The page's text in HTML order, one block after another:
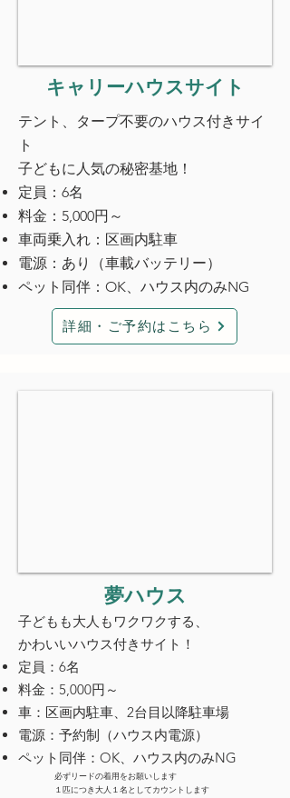
キャリーハウスサイト
テント、タープ不要のハウス付きサイ
ト
子どもに人気の秘密基地！
定員：6名
料金：5,000円～
車両乗入れ：区画内駐車
電源：あり（車載バッテリー）
ペット同伴：OK、ハウス内のみNG
詳細・ご予約はこちら
​夢ハウス
子どもも大人もワクワクする、
かわいいハウス付きサイト！
定員：6名
料金：5,000円～
車：区画内駐車、2台目以降駐車場
電源：予約制（ハウス内電源）
ペット同伴：OK、ハウス内のみNG
必ずリードの着用をお願いします
１匹につき大人１名としてカウントします